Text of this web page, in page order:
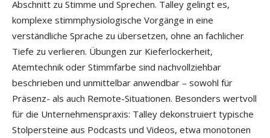
Abschnitt zu Stimme und Sprechen. Talley gelingt es,
komplexe stimmphysiologische Vorgänge in eine
verständliche Sprache zu übersetzen, ohne an fachlicher
Tiefe zu verlieren. Übungen zur Kieferlockerheit,
Atemtechnik oder Stimmfarbe sind nachvollziehbar
beschrieben und unmittelbar anwendbar – sowohl für
Präsenz- als auch Remote-Situationen. Besonders wertvoll
für die Unternehmenspraxis: Talley dekonstruiert typische
Stolpersteine aus Podcasts und Videos, etwa monotonen